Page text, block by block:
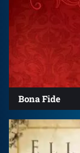
Bona Fide